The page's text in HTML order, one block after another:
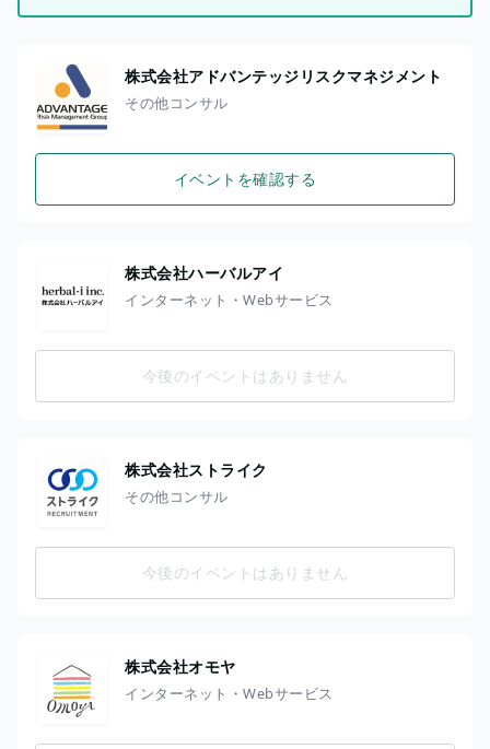
株式会社アドバンテッジリスクマネジメント
その他コンサル
イベントを確認する
株式会社ハーバルアイ
インターネット・Webサービス
今後のイベントはありません
株式会社ストライク
その他コンサル
今後のイベントはありません
株式会社オモヤ
インターネット・Webサービス